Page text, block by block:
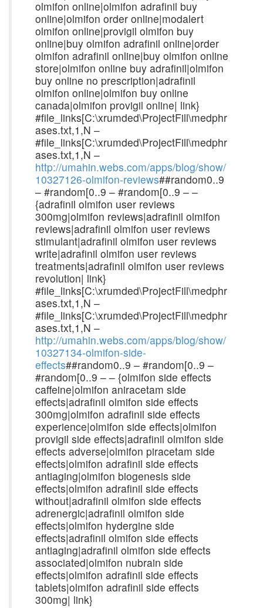
olmifon online|olmifon adrafinil buy
online|olmifon order online|modalert
olmifon online|provigil olmifon buy
online|buy olmifon adrafinil online|order
olmifon adrafinil online|buy olmifon online
store|olmifon online buy adrafinil|olmifon
buy online no prescription|adrafinil
olmifon online|olmifon buy online
canada|olmifon provigil online| link}
#file_links[C:\xrumded\ProjectFill\medphr
ases.txt,1,N –
#file_links[C:\xrumded\ProjectFill\medphr
ases.txt,1,N –
http://umahin.webs.com/apps/blog/show/
10327126-olmifon-reviews##random0..9
– #random[0..9 – #random[0..9 – –
{adrafinil olmifon user reviews
300mg|olmifon reviews|adrafinil olmifon
reviews|adrafinil olmifon user reviews
stimulant|adrafinil olmifon user reviews
write|adrafinil olmifon user reviews
treatments|adrafinil olmifon user reviews
revolution| link}
#file_links[C:\xrumded\ProjectFill\medphr
ases.txt,1,N –
#file_links[C:\xrumded\ProjectFill\medphr
ases.txt,1,N –
http://umahin.webs.com/apps/blog/show/
10327134-olmifon-side-
effects##random0..9 – #random[0..9 –
#random[0..9 – – {olmifon side effects
caffeine|olmifon aniracetam side
effects|adrafinil olmifon side effects
300mg|olmifon adrafinil side effects
experience|olmifon side effects|olmifon
provigil side effects|adrafinil olmifon side
effects adverse|olmifon piracetam side
effects|olmifon adrafinil side effects
antiaging|olmifon biogenesis side
effects|olmifon adrafinil side effects
without|adrafinil olmifon side effects
adrenergic|adrafinil olmifon side
effects|olmifon hydergine side
effects|adrafinil olmifon side effects
antiaging|adrafinil olmifon side effects
associated|olmifon nubrain side
effects|olmifon adrafinil side effects
tablets|olmifon adrafinil side effects
300mg| link}